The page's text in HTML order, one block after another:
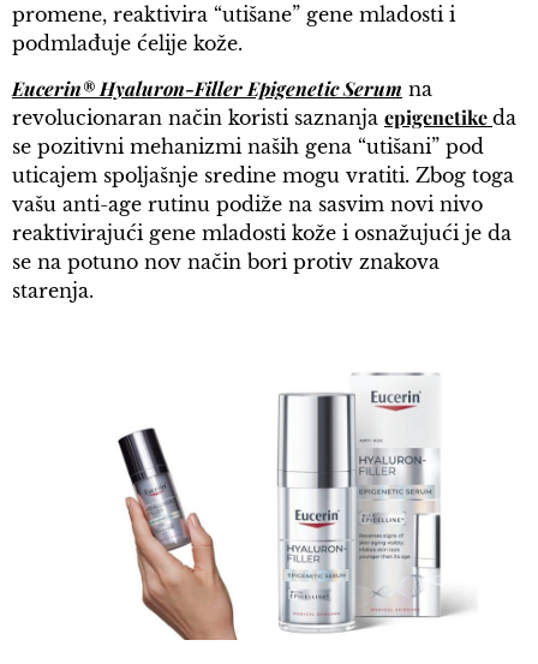
promene, reaktivira “utišane” gene mladosti i
podmlađuje ćelije kože.
Eucerin® Hyaluron-Filler Epigenetic Serum na
revolucionaran način koristi saznanja epigenetike da
se pozitivni mehanizmi naših gena “utišani” pod
uticajem spoljašnje sredine mogu vratiti. Zbog toga
vašu anti-age rutinu podiže na sasvim novi nivo
reaktivirajući gene mladosti kože i osnažujući je da
se na potuno nov način bori protiv znakova
starenja.